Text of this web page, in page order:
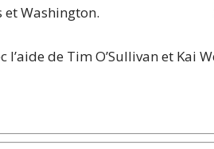
et Washington.
de Tim O’Sullivan et Kai